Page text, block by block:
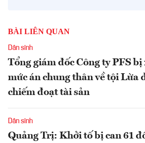
BÀI LIÊN QUAN
Dân sinh
Tổng giám đốc Công ty PFS
mức án chung thân về tội Lừa
chiếm đoạt tài sản
Dân sinh
Quảng Trị: Khởi tố bị can 61